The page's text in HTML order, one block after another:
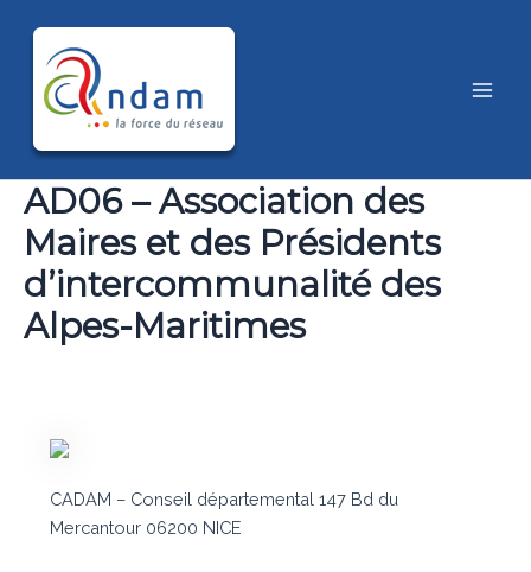
contenu
AD06 – Association des
Maires et des Présidents
d’intercommunalité des
Alpes-Maritimes
CADAM – Conseil départemental 147 Bd du
Mercantour 06200 NICE